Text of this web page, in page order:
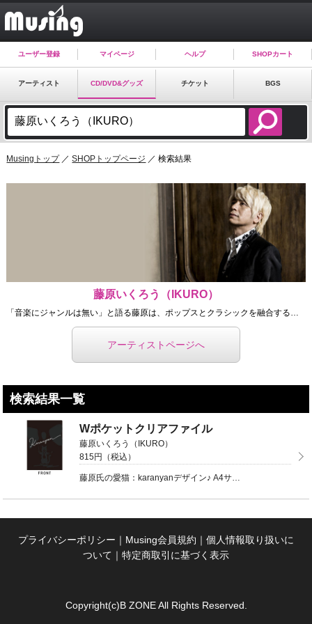
ユーザー登録 マイページ ヘルプ SHOPカート
アーティスト CD/DVD&グッズ チケット BGS
Musingトップ／SHOPトップページ ／ 検索結果
藤原いくろう（IKURO）
「音楽にジャンルは無い」と語る藤原は、ポップスとクラシックを融合するオーケストレーションを得意とし、 ...
アーティストページへ
検索結果一覧
Wポケットクリアファイル
藤原いくろう（IKURO）
815円（税込）
藤原氏の愛猫：karanyanデザイン♪ A4サイズはもちろん、開くとA3サイズの用紙まで ...
プライバシーポリシー ｜ Musing会員規約 ｜ 個人情報取り扱いに
ついて ｜ 特定商取引に基づく表示
Copyright(c)B ZONE All Rights Reserved.